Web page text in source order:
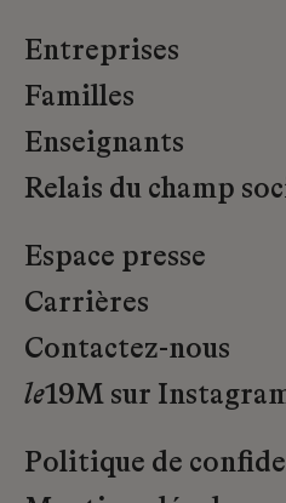
Entreprises
Familles
Enseignants
Relais du champ
Espace presse
Carrières
Contactez-nous
le19M sur
Politique de